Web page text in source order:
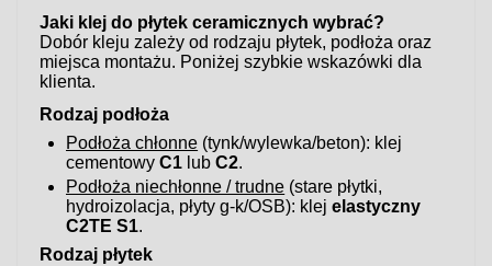
Jaki klej do płytek ceramicznych wybrać?
Dobór kleju zależy od rodzaju płytek, podłoża oraz
miejsca montażu. Poniżej szybkie wskazówki dla
klienta.
Rodzaj podłoża
Podłoża chłonne (tynk/wylewka/beton): klej
cementowyC1 lubC2.
Podłoża niechłonne / trudne (stare płytki,
hydroizolacja, płyty g-k/OSB): klejelastyczny
C2TE S1.
Rodzaj płytek